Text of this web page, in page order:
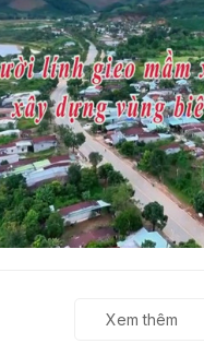
Xem thêm